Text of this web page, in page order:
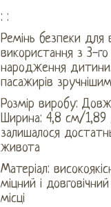
: :
Ремінь безпеки для
використання з 3-го
народження дитини.
пасажирів
Розмір виробу:
Ширина: 4,8 см/
залишалося
живота
Матеріал:
міцний і
місці